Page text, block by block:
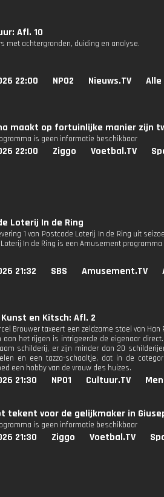
Afl. 10
met achtergronden, duiding en analyse.
22:00 NPO2 Nieuws.TV
maakt op fortuinlijke manier zijn
is geen informatie beschikbaar
22:00 Ziggo Voetbal.TV
Loterij In de Ring
1 van Postcode Loterij In de Ring uit
In de Ring is een Amusement
21:32 SBS Amusement.TV
en Kitsch: Afl. 2
Brouwer taxeert een zeldzame stoel van
aan het rijgen is intrigeerde de eigenaar
schilderij, er zijn minder dan 20
en een tazza-schaaltje, dat in de
een hobby van de vrouw des huizes.
21:30 NPO1 Cultuur.TV
tekent voor de gelijkmaker in
is geen informatie beschikbaar
21:30 Ziggo Voetbal.TV